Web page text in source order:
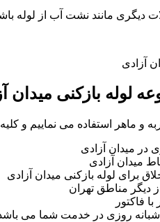
دیگری مانند نشت آب از لوله
لوله بازکنی میدان
و ماهر استفاده می نماییم و
در میدان آزادی
میدان آزادی
برای لوله بازکنی میدان آزادی
دیگر مناطق تهران
فاکتور
روزی در خدمت شما می